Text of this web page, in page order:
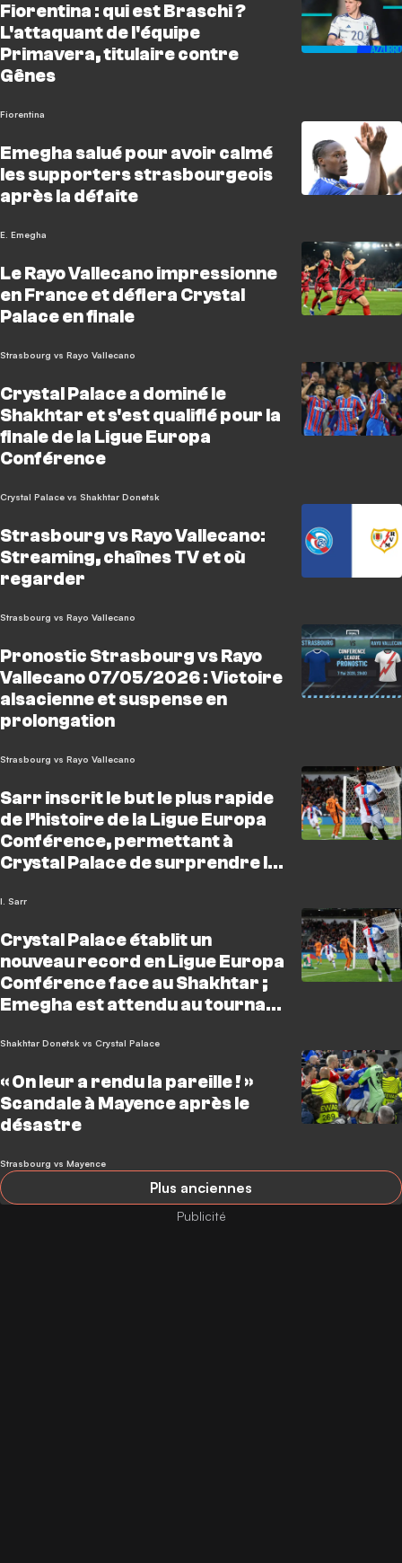
Fiorentina : qui est Braschi ?
L'attaquant de l'équipe
Primavera, titulaire contre
Gênes
Fiorentina
Emegha salué pour avoir calmé
les supporters strasbourgeois
après la défaite
E. Emegha
Le Rayo Vallecano impressionne
en France et défiera Crystal
Palace en finale
Strasbourg vs Rayo Vallecano
Crystal Palace a dominé le
Shakhtar et s'est qualifié pour la
finale de la Ligue Europa
Conférence
Crystal Palace vs Shakhtar Donetsk
Strasbourg vs Rayo Vallecano:
Streaming, chaînes TV et où
regarder
Strasbourg vs Rayo Vallecano
Pronostic Strasbourg vs Rayo
Vallecano 07/05/2026 : Victoire
alsacienne et suspense en
prolongation
Strasbourg vs Rayo Vallecano
Sarr inscrit le but le plus rapide
de l’histoire de la Ligue Europa
Conférence, permettant à
Crystal Palace de surprendre le
I. Sarr
Crystal Palace établit un
nouveau record en Ligue Europa
Conférence face au Shakhtar ;
Emegha est attendu au tournant
Shakhtar Donetsk vs Crystal Palace
« On leur a rendu la pareille ! »
Scandale à Mayence après le
désastre
Strasbourg vs Mayence
Plus anciennes